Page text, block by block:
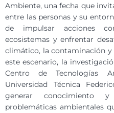
Ambiente, una fecha que
entre las personas y su
de impulsar acciones
ecosistemas y enfrentar
climático, la contaminación y
este escenario, la
Centro de Tecnologías
Universidad Técnica
generar conocimiento
problemáticas ambientales